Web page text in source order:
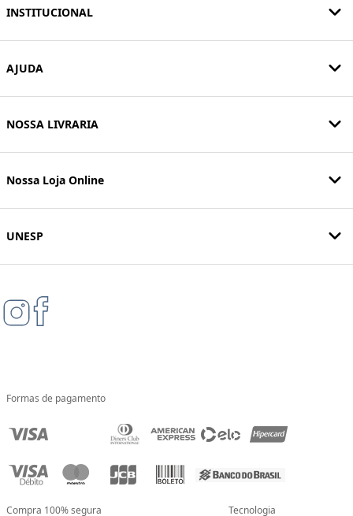
INSTITUCIONAL
AJUDA
NOSSA LIVRARIA
Nossa Loja Online
UNESP
Formas de pagamento
Compra 100% segura Tecnologia